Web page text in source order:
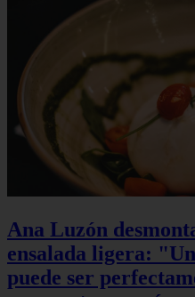
Ana Luzón
ensalada ligera:
puede ser